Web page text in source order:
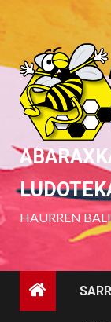
to
content
HAURREN